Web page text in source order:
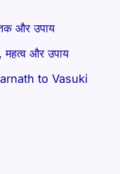
और उपाय
और उपाय
to Vasuki